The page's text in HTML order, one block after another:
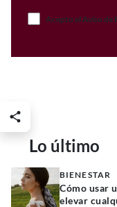
Acepto el Aviso de
Lo último
BIENESTAR
Cómo usar
elevar